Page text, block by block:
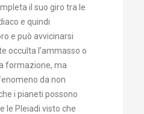
il suo giro tra le
e quindi
e può avvicinarsi
occulta l’ammasso o
formazione, ma
da non
i pianeti possono
le Pleiadi visto che